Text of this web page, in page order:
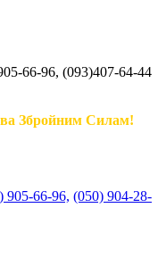
66-96, (093)407-64-44
Збройним Силам!
905-66-96, (050) 904-28-